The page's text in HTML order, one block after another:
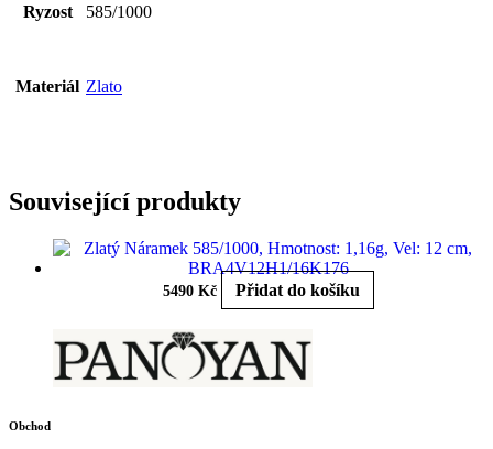
Ryzost 585/1000
Materiál Zlato
Související produkty
5490 Kč Přidat do košíku
Obchod